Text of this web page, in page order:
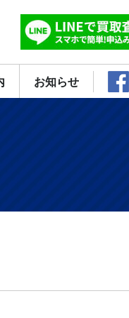
お知らせ